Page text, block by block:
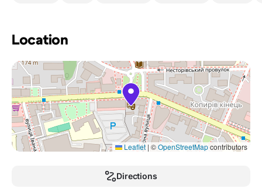
Location
Leaflet | ©OpenStreetMapcontributors
Directions